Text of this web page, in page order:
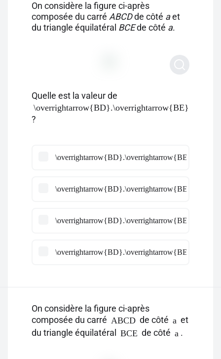
On considère la figure ci-après
composée du carré ABCDde côté aet
du triangle équilatéral BCEde côté a.
Quelle est la valeur de
\overrightarrow{BD}.\overrightarrow{BE}
?
\overrightarrow{BD}.\overrightarrow{BE}
\overrightarrow{BD}.\overrightarrow{BE} =-
\overrightarrow{BD}.\overrightarrow{BE}
\overrightarrow{BD}.\overrightarrow{BE}
On considère la figure ci-après
composée du carré ABCD de côté a et
du triangle équilatéral BCE de côté a .